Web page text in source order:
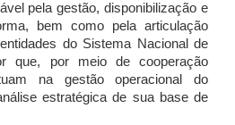
pela gestão, disponibilização e
bem como pela articulação
do Sistema Nacional de
que, por meio de cooperação
na gestão operacional do
estratégica de sua base de